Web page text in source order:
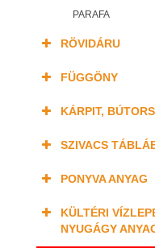
PARAFA
RÖVIDÁRU
FÜGGÖNY
KÁRPIT,
SZIVACS
PONYVA ANYAG
KÜLTÉRI
NYUGÁGY